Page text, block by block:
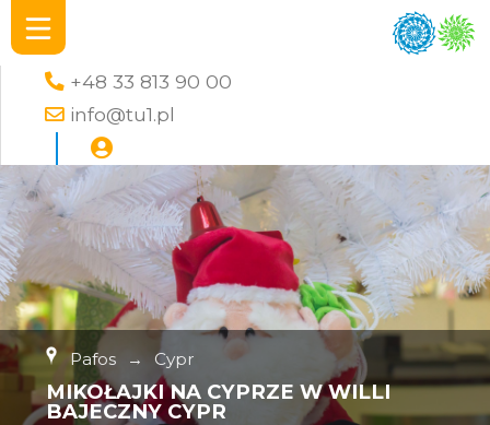
+48 33 813 90 00
info@tu1.pl
Pafos → Cypr
MIKOŁAJKI NA CYPRZE W WILLI
BAJECZNY CYPR